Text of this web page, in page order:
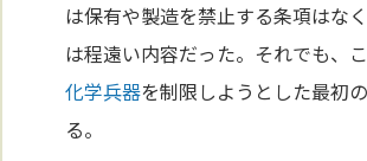
は保有や製造を禁止する条項はな
は程遠い内容だった。それでも、
化学兵器を制限しようとした最初
る。